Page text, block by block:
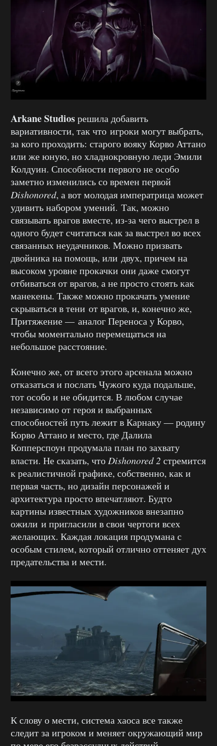
Arkane Studiosрешила добавить
вариативности, так что игроки могут выбрать,
за кого проходить: старого вояку Корво Аттано
или же юную, но хладнокровную леди Эмили
Колдуин. Способности первого не особо
заметно изменились со времен первой
Dishonored, а вот молодая императрица может
удивить набором умений. Так, можно
связывать врагов вместе, из-за чего выстрел в
одного будет считаться как за выстрел во всех
связанных неудачников. Можно призвать
двойника на помощь, или двух, причем на
высоком уровне прокачки они даже смогут
отбиваться от врагов, а не просто стоять как
манекены. Также можно прокачать умение
скрываться в тени от врагов, и, конечно же,
Притяжение — аналог Переноса у Корво,
чтобы моментально перемещаться на
небольшое расстояние.
Конечно же, от всего этого арсенала можно
отказаться и послать Чужого куда подальше,
тот особо и не обидится. В любом случае
независимо от героя и выбранных
способностей путь лежит в Карнаку — родину
Корво Аттано и место, где Далила
Копперспоун продумала план по захвату
власти. Не сказать, что Dishonored 2 стремится
к реалистичной графике, собственно, как и
первая часть, но дизайн персонажей и
архитектура просто впечатляют. Будто
картины известных художников внезапно
ожили и пригласили в свои чертоги всех
желающих. Каждая локация продумана с
особым стилем, который отлично оттеняет дух
предательства и мести.
К слову о мести, система хаоса все также
следит за игроком и меняет окружающий мир